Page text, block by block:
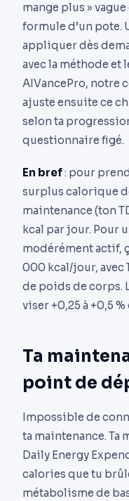
mange plus »
formule d’un pote.
appliquer dès
avec la méthode et
AIVancePro, notre
ajuste ensuite ce
selon ta
questionnaire figé.
En bref: pour
surplus calorique
maintenance (ton
kcal par jour. Pour
modérément actif,
000 kcal/jour, avec
de poids de corps.
viser +0,25 à +0,5
Ta
point de
Impossible de
ta maintenance. Ta
Daily Energy
calories que tu
métabolisme de